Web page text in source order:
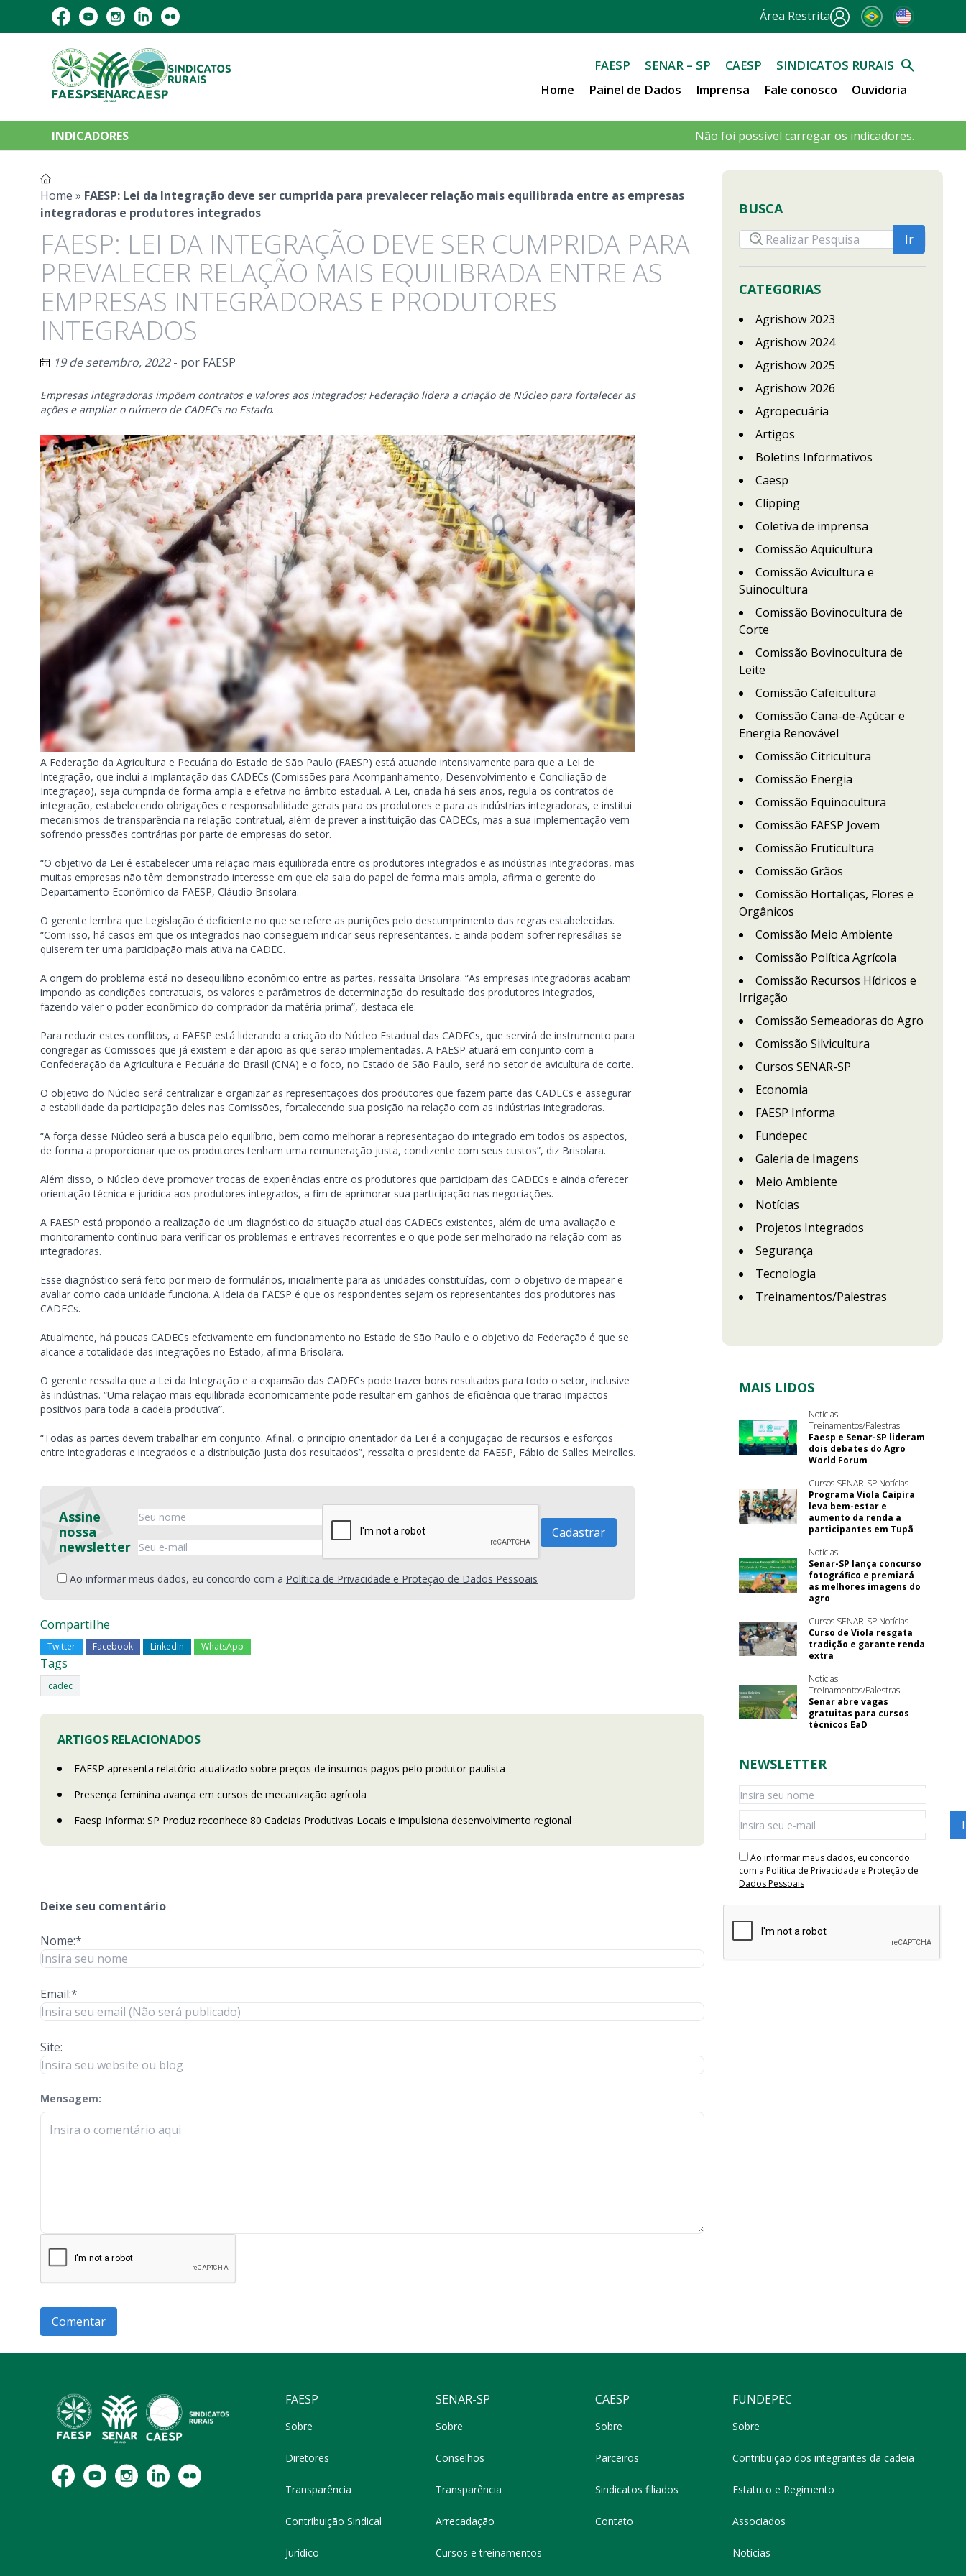
Área Restrita
FAESP SENAR – SP CAESP
SINDICATOS RURAIS
Home
Painel de Dados Imprensa Fale conosco Ouvidoria
INDICADORES Não foi possível carregar os indicadores.
Home » FAESP: Lei da Integração deve ser cumprida para prevalecer relação mais equilibrada entre as empresas
integradoras e produtores integrados
FAESP: LEI DA INTEGRAÇÃO DEVE SER CUMPRIDA PARA
PREVALECER RELAÇÃO MAIS EQUILIBRADA ENTRE AS
EMPRESAS INTEGRADORAS E PRODUTORES
INTEGRADOS
19 de setembro, 2022- por FAESP
Empresas integradoras impõem contratos e valores aos integrados; Federação lidera a criação de Núcleo para fortalecer as
ações e ampliar o número de CADECs no Estado.
A Federação da Agricultura e Pecuária do Estado de São Paulo (FAESP) está atuando intensivamente para que a Lei de
Integração, que inclui a implantação das CADECs (Comissões para Acompanhamento, Desenvolvimento e Conciliação de
Integração), seja cumprida de forma ampla e efetiva no âmbito estadual. A Lei, criada há seis anos, regula os contratos de
integração, estabelecendo obrigações e responsabilidade gerais para os produtores e para as indústrias integradoras, e institui
mecanismos de transparência na relação contratual, além de prever a instituição das CADECs, mas a sua implementação vem
sofrendo pressões contrárias por parte de empresas do setor.
“O objetivo da Lei é estabelecer uma relação mais equilibrada entre os produtores integrados e as indústrias integradoras, mas
muitas empresas não têm demonstrado interesse em que ela saia do papel de forma mais ampla, afirma o gerente do
Departamento Econômico da FAESP, Cláudio Brisolara.
O gerente lembra que Legislação é deficiente no que se refere as punições pelo descumprimento das regras estabelecidas.
“Com isso, há casos em que os integrados não conseguem indicar seus representantes. E ainda podem sofrer represálias se
quiserem ter uma participação mais ativa na CADEC.
A origem do problema está no desequilíbrio econômico entre as partes, ressalta Brisolara. “As empresas integradoras acabam
impondo as condições contratuais, os valores e parâmetros de determinação do resultado dos produtores integrados,
fazendo valer o poder econômico do comprador da matéria-prima”, destaca ele.
Para reduzir estes conflitos, a FAESP está liderando a criação do Núcleo Estadual das CADECs, que servirá de instrumento para
congregar as Comissões que já existem e dar apoio as que serão implementadas. A FAESP atuará em conjunto com a
Confederação da Agricultura e Pecuária do Brasil (CNA) e o foco, no Estado de São Paulo, será no setor de avicultura de corte.
O objetivo do Núcleo será centralizar e organizar as representações dos produtores que fazem parte das CADECs e assegurar
a estabilidade da participação deles nas Comissões, fortalecendo sua posição na relação com as indústrias integradoras.
“A força desse Núcleo será a busca pelo equilíbrio, bem como melhorar a representação do integrado em todos os aspectos,
de forma a proporcionar que os produtores tenham uma remuneração justa, condizente com seus custos”, diz Brisolara.
Além disso, o Núcleo deve promover trocas de experiências entre os produtores que participam das CADECs e ainda oferecer
orientação técnica e jurídica aos produtores integrados, a fim de aprimorar sua participação nas negociações.
A FAESP está propondo a realização de um diagnóstico da situação atual das CADECs existentes, além de uma avaliação e
monitoramento contínuo para verificar os problemas e entraves recorrentes e o que pode ser melhorado na relação com as
integradoras.
Esse diagnóstico será feito por meio de formulários, inicialmente para as unidades constituídas, com o objetivo de mapear e
avaliar como cada unidade funciona. A ideia da FAESP é que os respondentes sejam os representantes dos produtores nas
CADECs.
Atualmente, há poucas CADECs efetivamente em funcionamento no Estado de São Paulo e o objetivo da Federação é que se
alcance a totalidade das integrações no Estado, afirma Brisolara.
O gerente ressalta que a Lei da Integração e a expansão das CADECs pode trazer bons resultados para todo o setor, inclusive
às indústrias. “Uma relação mais equilibrada economicamente pode resultar em ganhos de eficiência que trarão impactos
positivos para toda a cadeia produtiva”.
“Todas as partes devem trabalhar em conjunto. Afinal, o princípio orientador da Lei é a conjugação de recursos e esforços
entre integradoras e integrados e a distribuição justa dos resultados”, ressalta o presidente da FAESP, Fábio de Salles Meirelles.
Assine
nossa
newsletter
Ao informar meus dados, eu concordo com a Política de Privacidade e Proteção de Dados Pessoais
Compartilhe
Twitter Facebook LinkedIn WhatsApp
Tags
cadec
ARTIGOS RELACIONADOS
FAESP apresenta relatório atualizado sobre preços de insumos pagos pelo produtor paulista
Presença feminina avança em cursos de mecanização agrícola
Faesp Informa: SP Produz reconhece 80 Cadeias Produtivas Locais e impulsiona desenvolvimento regional
Deixe seu comentário
Nome:*
Email:*
Site:
Mensagem:
check-terms
BUSCA
CATEGORIAS
Agrishow 2023
Agrishow 2024
Agrishow 2025
Agrishow 2026
Agropecuária
Artigos
Boletins Informativos
Caesp
Clipping
Coletiva de imprensa
Comissão Aquicultura
Comissão Avicultura e
Suinocultura
Comissão Bovinocultura de
Corte
Comissão Bovinocultura de
Leite
Comissão Cafeicultura
Comissão Cana-de-Açúcar e
Energia Renovável
Comissão Citricultura
Comissão Energia
Comissão Equinocultura
Comissão FAESP Jovem
Comissão Fruticultura
Comissão Grãos
Comissão Hortaliças, Flores e
Orgânicos
Comissão Meio Ambiente
Comissão Política Agrícola
Comissão Recursos Hídricos e
Irrigação
Comissão Semeadoras do Agro
Comissão Silvicultura
Cursos SENAR-SP
Economia
FAESP Informa
Fundepec
Galeria de Imagens
Meio Ambiente
Notícias
Projetos Integrados
Segurança
Tecnologia
Treinamentos/Palestras
MAIS LIDOS
Notícias
Treinamentos/Palestras
Faesp e Senar-SP lideram
dois debates do Agro
World Forum
Cursos SENAR-SP Notícias
Programa Viola Caipira
leva bem-estar e
aumento da renda a
participantes em Tupã
Notícias
Senar-SP lança concurso
fotográfico e premiará
as melhores imagens do
agro
Cursos SENAR-SP Notícias
Curso de Viola resgata
tradição e garante renda
extra
Notícias
Treinamentos/Palestras
Senar abre vagas
gratuitas para cursos
técnicos EaD
NEWSLETTER
Ao informar meus dados, eu concordo
com a Política de Privacidade e Proteção de
Dados Pessoais
FAESP
Sobre
Diretores
Transparência
Contribuição Sindical
Jurídico
SENAR-SP
Sobre
Conselhos
Transparência
Arrecadação
Cursos e treinamentos
CAESP
Sobre
Parceiros
Sindicatos filiados
Contato
FUNDEPEC
Sobre
Contribuição dos integrantes da cadeia
Estatuto e Regimento
Associados
Notícias